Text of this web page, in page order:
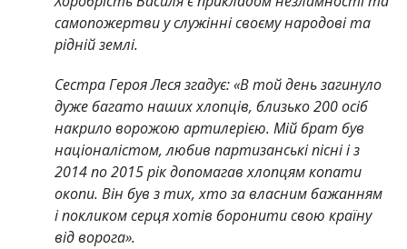
самопожертви у служінні своєму народові та
рідній землі.
Сестра Героя Леся згадує: «В той день загинуло
дуже багато наших хлопців, близько 200 осіб
накрило ворожою артилерією. Мій брат був
націоналістом, любив партизанські пісні і з
2014 по 2015 рік допомагав хлопцям копати
окопи. Він був з тих, хто за власним бажанням
і покликом серця хотів боронити свою країну
від ворога».